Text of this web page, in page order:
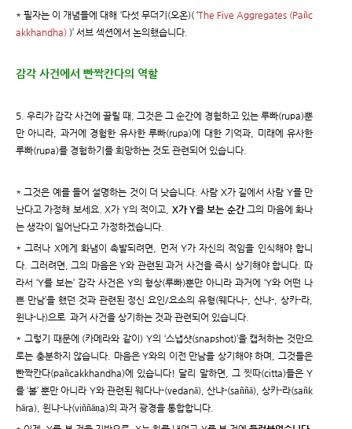
* 필자는 이 개념들에 대해 ‘다섯 무더기(오온)( ‘The Five Aggregates (Pañc
akkhandha) )’ 서브 섹션에서 논의했습니다.
감각 사건에서 빤짝칸다의 역할
5. 우리가 감각 사건에 끌릴 때, 그것은 그 순간에 경험하고 있는 루빠(rupa)뿐
만 아니라, 과거에 경험한 유사한 루빠(rupa)에 대한 기억과, 미래에 유사한
루빠(rupa)를 경험하기를 희망하는 것도 관련되어 있습니다.
* 그것은 예를 들어 설명하는 것이 더 낫습니다. 사람 X가 길에서 사람 Y를 만
난다고 가정해 보세요. X가 Y의 적이고, X가 Y를 보는 순간그의 마음에 화나
는 생각이 일어난다고 가정하겠습니다.
* 그러나 X에게 화냄이 촉발되려면, 먼저 Y가 자신의 적임을 인식해야 합니
다. 그러려면, 그의 마음은 Y와 관련된 과거 사건을 즉시 상기해야 합니다. 따
라서 ‘Y를 보는’ 감각 사건은 Y의 형상(루빠)뿐만 아니라 과거에 ‘Y와 어떤 나
쁜 만남’을 했던 것과 관련된 정신 요인/요소의 유형(웨다나-, 산냐-, 상카-라,
윈냐-나)으로 과거 사건을 상기하는 것과 관련되어 있습니다.
* 그렇기 때문에 (카메라와 같이) Y의 ‘스냅샷(snapshot)’을 캡처하는 것만으
로는 충분하지 않습니다. 마음은 Y와의 이전 만남을 상기해야 하며, 그것들은
빤짝칸다(pañcakkhandha)에 있습니다! 달리 말하면, 그 찟따(citta)들은 Y
를 ‘볼’ 뿐만 아니라 Y와 관련된 웨다나-(vedanā), 산냐-(saññā), 상카-라(sañk
hāra), 윈냐-나(viññāṇa)의 과거 광경을 통합합니다.